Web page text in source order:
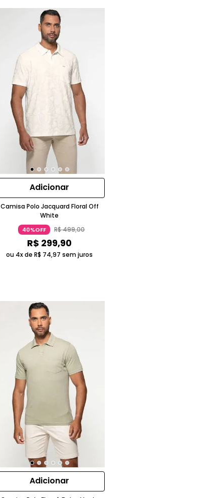
Adicionar
Camisa Polo Jacquard Floral Off
White
40%OFF R$499,00
R$ 299,90
ou 4x deR$ 74,97 sem juros
Adicionar